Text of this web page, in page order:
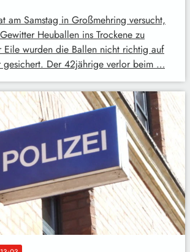
am Samstag in Großmehring versucht,
Heuballen ins Trockene zu
Eile wurden die Ballen nicht richtig auf
gesichert. Der 42jährige verlor beim …